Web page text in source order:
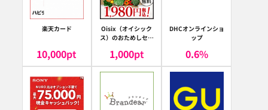
楽天カード
10,000pt
Oisix（オイシック
ス）のおためしセッ
1,000pt
DHCオンラインショ
ップ
0.6%